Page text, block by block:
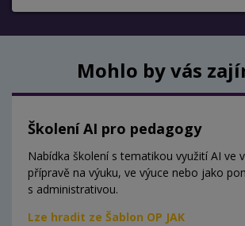
Mohlo by vás
Školení AI pro pedagogy
Nabídka školení s tematikou využití AI ve
přípravě na výuku, ve výuce nebo jako
s administrativou.
Lze hradit ze Šablon OP JAK